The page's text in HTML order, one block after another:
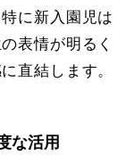
に新入園児は
表情が明るく
直結します。
な活用